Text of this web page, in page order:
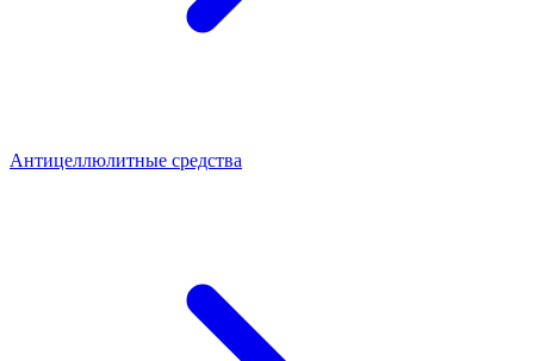
Антицеллюлитные средства